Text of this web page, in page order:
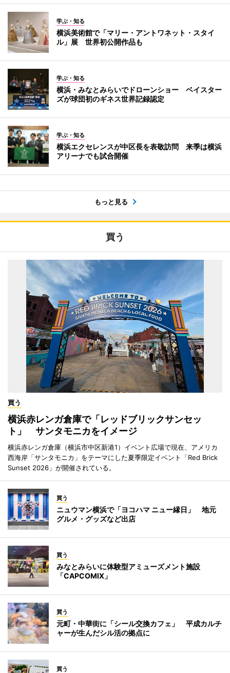
学ぶ・知る
横浜美術館で「マリー・アントワネット・スタイ
ル」展 世界初公開作品も
学ぶ・知る
横浜・みなとみらいでドローンショー ベイスター
ズが球団初のギネス世界記録認定
学ぶ・知る
横浜エクセレンスが中区長を表敬訪問 来季は横浜
アリーナでも試合開催
もっと見る
買う
買う
横浜赤レンガ倉庫で「レッドブリックサンセッ
ト」 サンタモニカをイメージ
横浜赤レンガ倉庫（横浜市中区新港1）イベント広場で現在、アメリカ
西海岸「サンタモニカ」をテーマにした夏季限定イベント「Red Brick
Sunset 2026」が開催されている。
買う
ニュウマン横浜で「ヨコハマ ニュー縁日」 地元
グルメ・グッズなど出店
買う
みなとみらいに体験型アミューズメント施設
「CAPCOMIX」
買う
元町・中華街に「シール交換カフェ」 平成カルチ
ャーが生んだシル活の拠点に
買う